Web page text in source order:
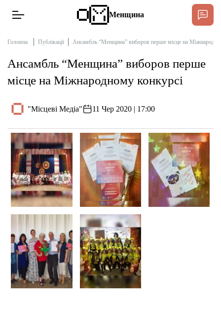
Новини
Інтерв’ю
Тексти
Публікації
Про нас
Бюджет
Тендери
Довідник
Підтримати
Менщина
Головна Публікації Ансамбль “Менщина” виборов перше місце на
Ансамбль “Менщина” виборов перше
місце на Міжнародному конкурсі
"Місцеві Медіа" 11 Чер 2020 | 17:00